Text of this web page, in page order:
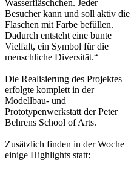
Wasserfläschchen. Jeder
Besucher kann und soll aktiv die
Flaschen mit Farbe befüllen.
Dadurch entsteht eine bunte
Vielfalt, ein Symbol für die
menschliche Diversität.“
Die Realisierung des Projektes
erfolgte komplett in der
Modellbau- und
Prototypenwerkstatt der Peter
Behrens School of Arts.
Zusätzlich finden in der Woche
einige Highlights statt: